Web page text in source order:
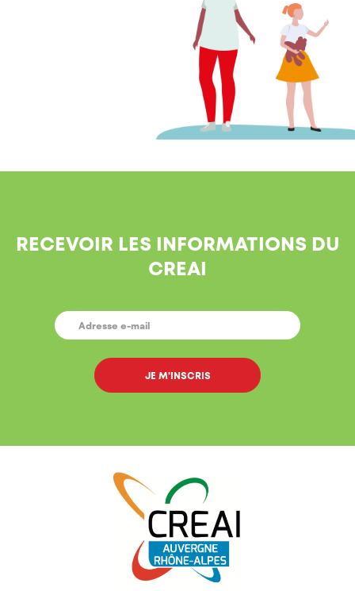
RECEVOIR LES INFORMATIONS DU
CREAI
E-
MAIL *